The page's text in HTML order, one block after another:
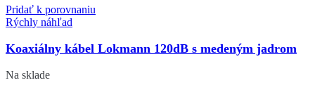
Pridať k porovnaniu
Rýchly náhľad
Koaxiálny kábel Lokmann 120dB s medeným jadrom
Na sklade